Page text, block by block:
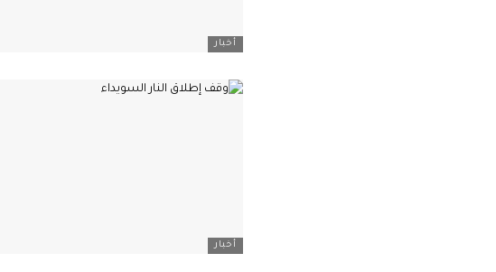
أخبار
أخبار